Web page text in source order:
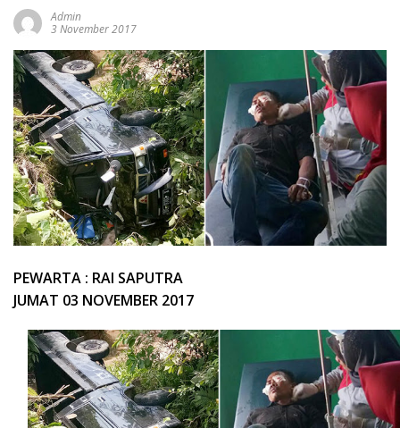
Admin
3 November 2017
PEWARTA : RAI SAPUTRA
JUMAT 03 NOVEMBER 2017